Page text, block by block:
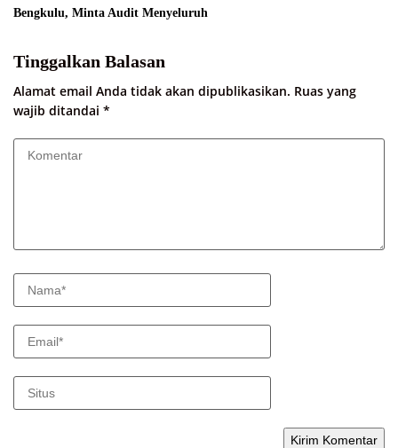
Bengkulu, Minta Audit Menyeluruh
Tinggalkan Balasan
Alamat email Anda tidak akan dipublikasikan. Ruas yang
wajib ditandai *